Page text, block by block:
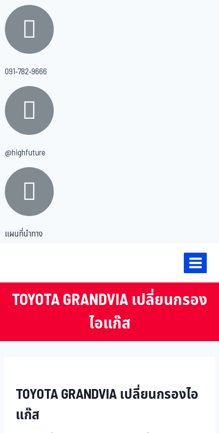
091-782-9666
@highfuture
แผนที่นำทาง
TOYOTA GRANDVIA เปลี่ยนกรอง
ไอแก๊ส
TOYOTA GRANDVIA เปลี่ยนกรองไอ
แก๊ส